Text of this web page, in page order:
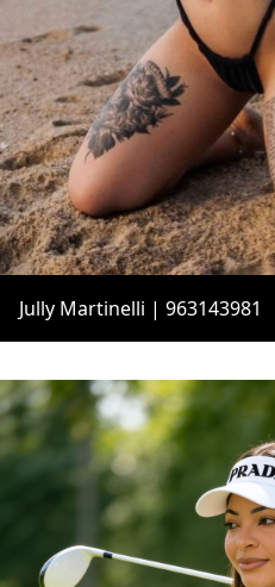
Jully Martinelli | 963143981